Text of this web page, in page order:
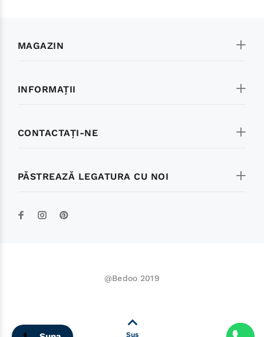
PĂSTREAZĂ LEGATURA CU NOI
MAGAZIN
INFORMAŢII
CONTACTAŢI-NE
@Bedoo 2019
Sus